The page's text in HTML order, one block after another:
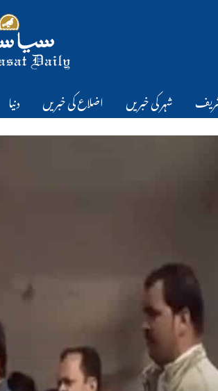
شہر کی خبریں اضلاع کی خبریں دنیا